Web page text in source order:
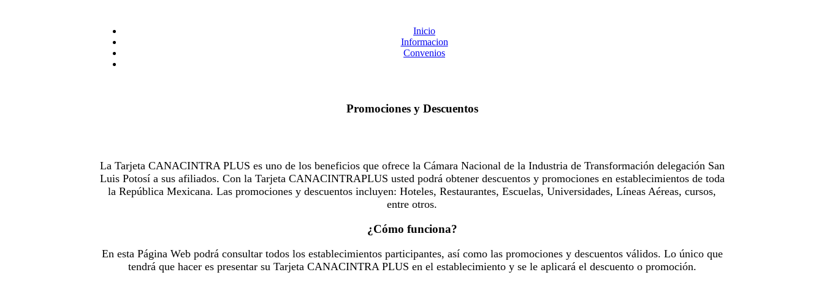
Inicio
Informacion
Convenios
Promociones y Descuentos
La Tarjeta CANACINTRA PLUS es uno de los beneficios que ofrece la Cámara Nacional de la Industria de Transformación delegación San
Luis Potosí a sus afiliados. Con la Tarjeta CANACINTRAPLUS usted podrá obtener descuentos y promociones en establecimientos de toda
la República Mexicana. Las promociones y descuentos incluyen: Hoteles, Restaurantes, Escuelas, Universidades, Líneas Aéreas, cursos,
entre otros.
¿Cómo funciona?
En esta Página Web podrá consultar todos los establecimientos participantes, así como las promociones y descuentos válidos. Lo único que
tendrá que hacer es presentar su Tarjeta CANACINTRA PLUS en el establecimiento y se le aplicará el descuento o promoción.